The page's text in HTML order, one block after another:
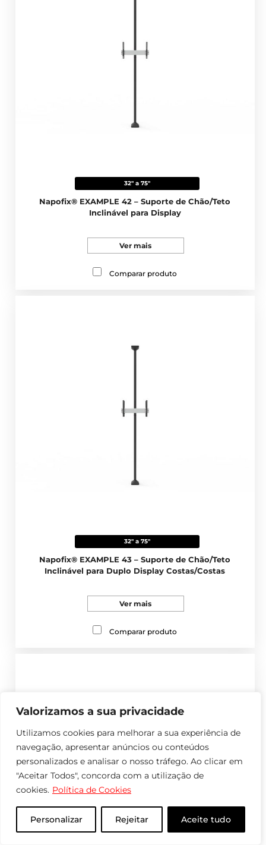
Valorizamos a sua privacidade
Utilizamos cookies para melhorar a sua experiência de
navegação, apresentar anúncios ou conteúdos
personalizados e analisar o nosso tráfego. Ao clicar em
"Aceitar Todos", concorda com a utilização de
cookies. Política de Cookies
Personalizar Rejeitar Aceite tudo
32" a 75"
Napofix® EXAMPLE 42 – Suporte de Chão/Teto
Inclinável para Display
Ver mais
Comparar produto
32" a 75"
Napofix® EXAMPLE 43 – Suporte de Chão/Teto
Inclinável para Duplo Display Costas/Costas
Ver mais
Comparar produto